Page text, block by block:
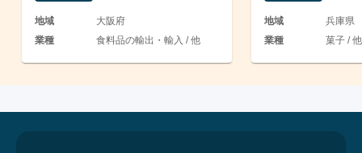
地域
大阪府
業種
食料品の輸出・輸入 / 他
地域
兵庫県
業種
菓子 / 他